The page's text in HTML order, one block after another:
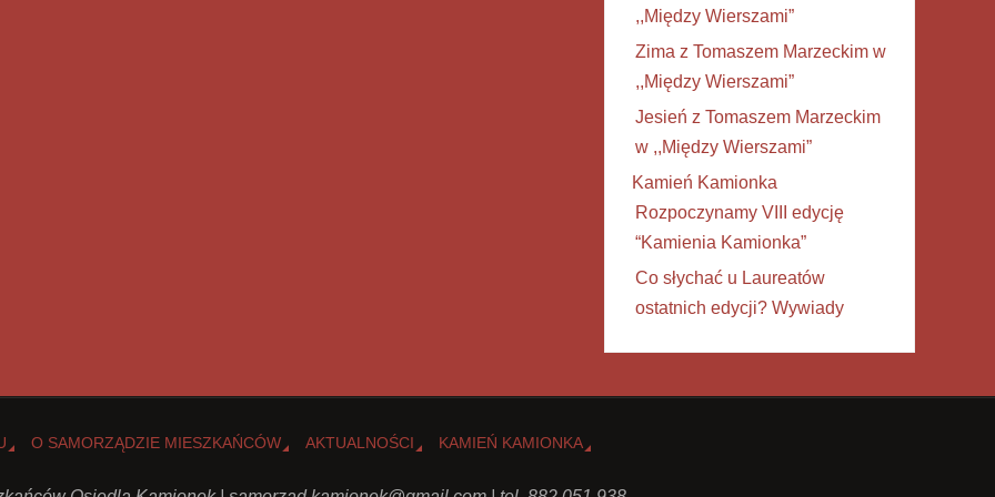
,,Między Wierszami”
Zima z Tomaszem Marzeckim w
,,Między Wierszami”
Jesień z Tomaszem Marzeckim
w ,,Między Wierszami”
Kamień Kamionka
Rozpoczynamy VIII edycję
“Kamienia Kamionka”
Co słychać u Laureatów
ostatnich edycji? Wywiady
O SAMORZĄDZIE MIESZKAŃCÓW AKTUALNOŚCI KAMIEŃ KAMIONKA